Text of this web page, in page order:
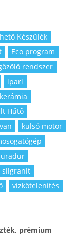
Készülék
Eco program
rendszer
ipari
kerámia
Hűtő
külső motor
silgranit
vízkőtelenítés
prémium